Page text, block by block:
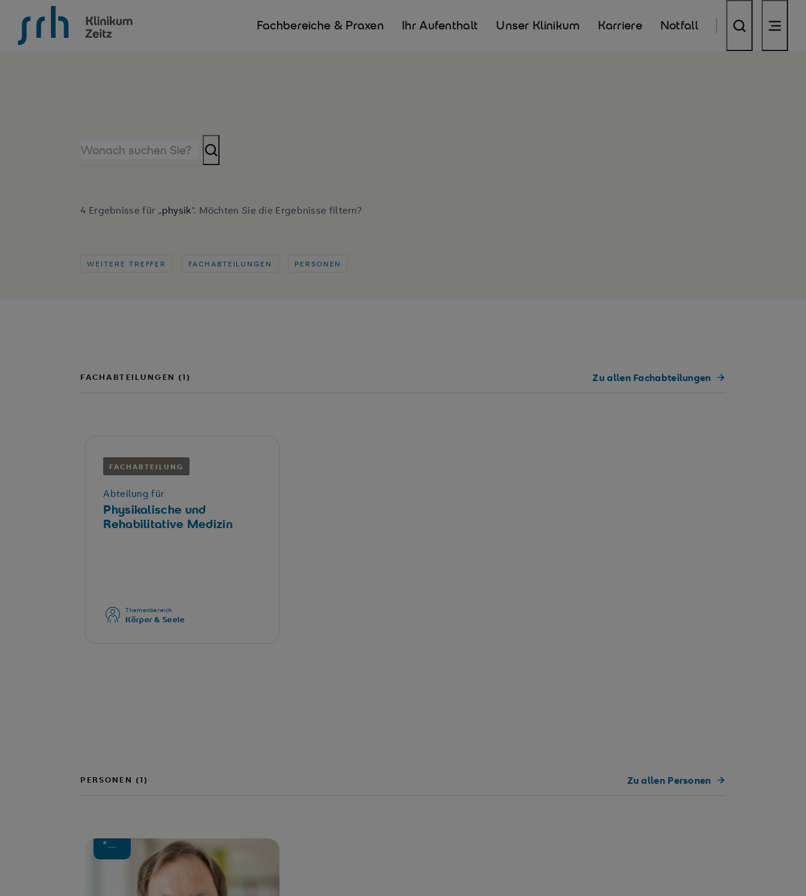
Fachbereiche & Praxen Ihr Aufenthalt Unser Klinikum Karriere Notfall
4 Ergebnisse für „physik“. Möchten Sie die Ergebnisse filtern?
WEITERE TREFFER FACHABTEILUNGEN PERSONEN
FACHABTEILUNGEN (1) Zu allen Fachabteilungen
FACHABTEILUNG
Abteilung für
Physikalische und
Rehabilitative Medizin
Themenbereich
Körper & Seele
PERSONEN (1) Zu allen Personen
Orthopädie
*…